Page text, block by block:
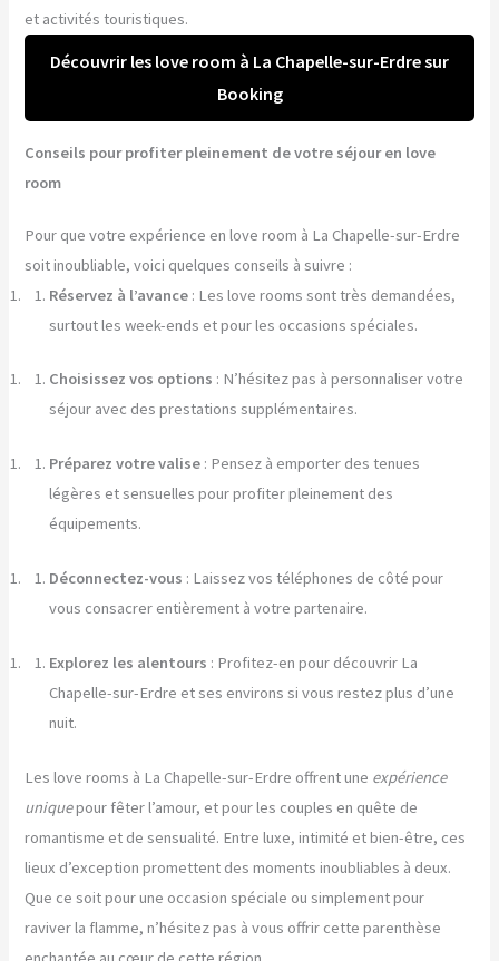
et activités touristiques.
Découvrir les love room à La Chapelle-sur-Erdre sur
Booking
Conseils pour profiter pleinement de votre séjour en love
room
Pour que votre expérience en love room à La Chapelle-sur-Erdre
soit inoubliable, voici quelques conseils à suivre :
Réservez à l’avance : Les love rooms sont très demandées,
surtout les week-ends et pour les occasions spéciales.
Choisissez vos options : N’hésitez pas à personnaliser votre
séjour avec des prestations supplémentaires.
Préparez votre valise : Pensez à emporter des tenues
légères et sensuelles pour profiter pleinement des
équipements.
Déconnectez-vous : Laissez vos téléphones de côté pour
vous consacrer entièrement à votre partenaire.
Explorez les alentours : Profitez-en pour découvrir La
Chapelle-sur-Erdre et ses environs si vous restez plus d’une
nuit.
Les love rooms à La Chapelle-sur-Erdre offrent une expérience
uniquepour fêter l’amour, et pour les couples en quête de
romantisme et de sensualité. Entre luxe, intimité et bien-être, ces
lieux d’exception promettent des moments inoubliables à deux.
Que ce soit pour une occasion spéciale ou simplement pour
raviver la flamme, n’hésitez pas à vous offrir cette parenthèse